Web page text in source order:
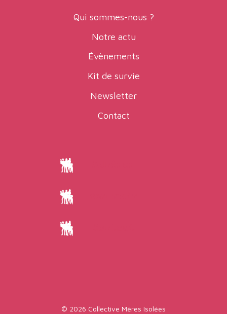
Qui sommes-nous ?
Notre actu
Évènements
Kit de survie
Newsletter
Contact
© 2026 Collective Mères Isolées